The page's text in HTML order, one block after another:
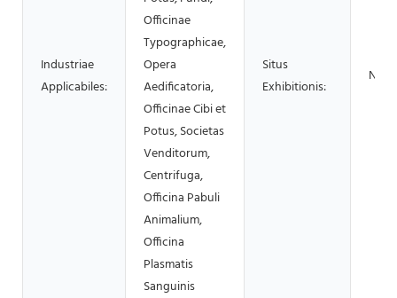
Industriae
Applicabiles:
Officinae
Typographicae,
Opera
Aedificatoria,
Officinae Cibi et
Potus, Societas
Venditorum,
Centrifuga,
Officina Pabuli
Animalium,
Officina
Plasmatis
Sanguinis
Situs
Exhibitionis: